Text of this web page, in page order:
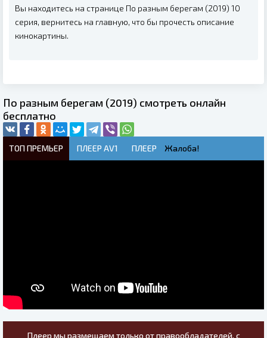
Вы находитесь на странице По разным берегам (2019) 10
серия, вернитесь на главную, что бы прочесть описание
кинокартины.
По разным берегам (2019) смотреть онлайн
бесплатно
ТОП ПРЕМЬЕР ПЛЕЕР AV1 ПЛЕЕР Жалоба!
Плеер мы размещаем только от правообладателей, с